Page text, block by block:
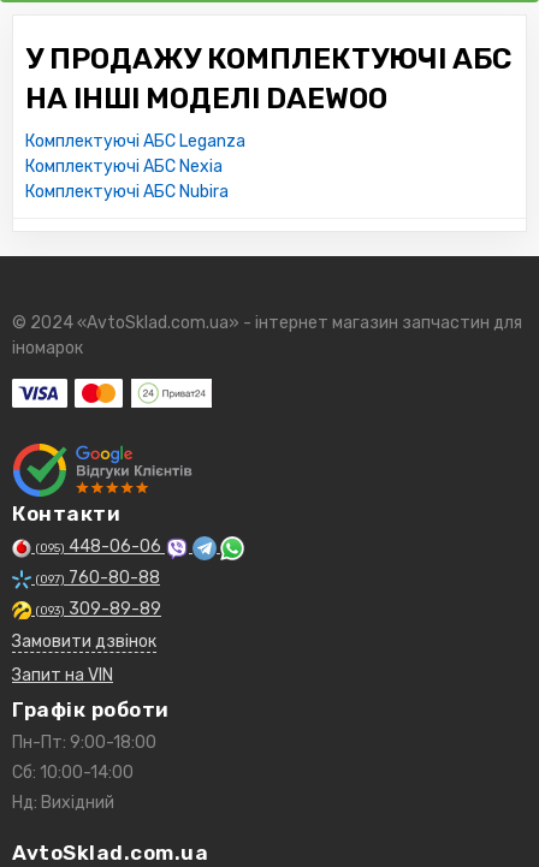
У ПРОДАЖУ КОМПЛЕКТУЮЧІ АБС
НА ІНШІ МОДЕЛІ DAEWOO
Комплектуючі АБС Leganza
Комплектуючі АБС Nexia
Комплектуючі АБС Nubira
© 2024 «AvtoSklad.com.ua» - інтернет магазин запчастин для
іномарок
Контакти
(095) 448-06-06
(097) 760-80-88
(093) 309-89-89
Замовити дзвінок
Запит на VIN
Графік роботи
Пн-Пт: 9:00-18:00
Сб: 10:00-14:00
Нд: Вихідний
AvtoSklad.com.ua